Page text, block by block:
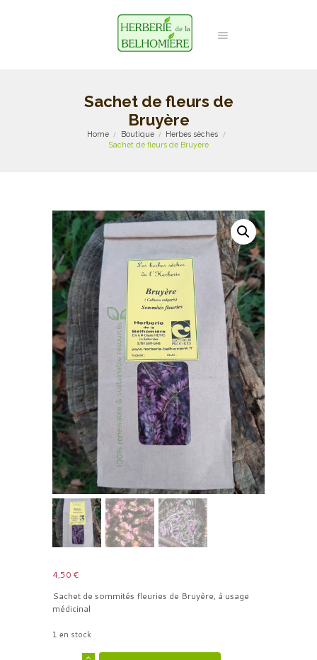
Sachet de fleurs de
Bruyère
Home Boutique
Herbes sèches
Sachet de fleurs de Bruyère
4,50€
Sachet de sommités fleuries de Bruyère, à usage
médicinal
1 en stock